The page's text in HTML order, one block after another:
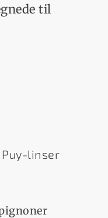
til
linser